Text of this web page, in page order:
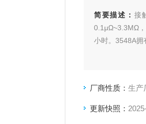
简要描述： 接
0.1μΩ~3.3MΩ
小时。3548A拥
厂商性质： 生产
更新快照：